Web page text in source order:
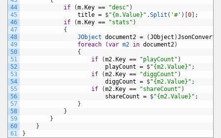
44
45
46
47
48
49
50
51
52
53
54
55
56
57
58
59
60
61
if
(m. Key == "desc" )
title = $"{m.Value}" .Split ( '#' ) 0
;
if
(m. Key == "stats" )
{
JObject document2 = (JObject )JsonConvert
foreach
(var m2 in document2)
{
if
(m2. Key == "playCount" )
playCount = $"{m2.Value}" ;
if
(m2. Key == "diggCount" )
diggCount = $"{m2.Value}" ;
if
(m2. Key == "shareCount" )
shareCount = $"{m2.Value}" ;
}
}
}
}
}